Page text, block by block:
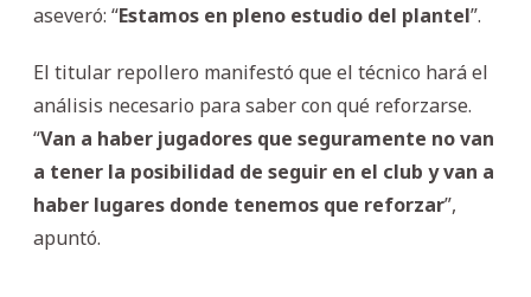
aseveró: “Estamos en pleno estudio del plantel”.
El titular repollero manifestó que el técnico hará el
análisis necesario para saber con qué reforzarse.
“Van a haber jugadores que seguramente no van
a tener la posibilidad de seguir en el club y van a
haber lugares donde tenemos que reforzar”,
apuntó.